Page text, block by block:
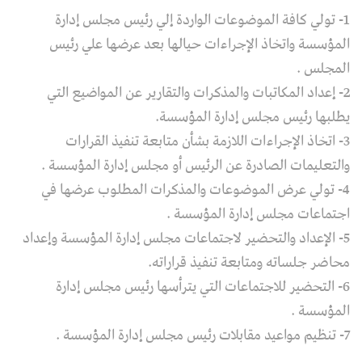
1- تولي كافة الموضوعات الواردة إلي رئيس مجلس إدارة
المؤسسة واتخاذ الإجراءات حيالها بعد عرضها علي رئيس
المجلس .
2- إعداد المكاتبات والمذكرات والتقارير عن المواضيع التي
يطلبها رئيس مجلس إدارة المؤسسة.
3- اتخاذ الإجراءات اللازمة بشأن متابعة تنفيذ القرارات
والتعليمات الصادرة عن الرئيس أو مجلس إدارة المؤسسة .
4- تولي عرض الموضوعات والمذكرات المطلوب عرضها في
اجتماعات مجلس إدارة المؤسسة .
5- الإعداد والتحضير لاجتماعات مجلس إدارة المؤسسة وإعداد
محاضر جلساته ومتابعة تنفيذ قراراته.
6- التحضير للاجتماعات التي يترأسها رئيس مجلس إدارة
المؤسسة .
7- تنظيم مواعيد مقابلات رئيس مجلس إدارة المؤسسة .